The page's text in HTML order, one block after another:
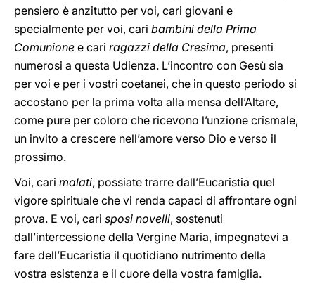
pensiero è anzitutto per voi, cari giovani e
specialmente per voi, cari bambini della Prima
Comunione e cari ragazzi della Cresima, presenti
numerosi a questa Udienza. L’incontro con Gesù sia
per voi e per i vostri coetanei, che in questo periodo si
accostano per la prima volta alla mensa dell’Altare,
come pure per coloro che ricevono l’unzione crismale,
un invito a crescere nell’amore verso Dio e verso il
prossimo.
Voi, cari malati, possiate trarre dall’Eucaristia quel
vigore spirituale che vi renda capaci di affrontare ogni
prova. E voi, cari sposi novelli, sostenuti
dall’intercessione della Vergine Maria, impegnatevi a
fare dell’Eucaristia il quotidiano nutrimento della
vostra esistenza e il cuore della vostra famiglia.